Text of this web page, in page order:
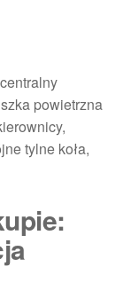
powietrzna
tylne koła,